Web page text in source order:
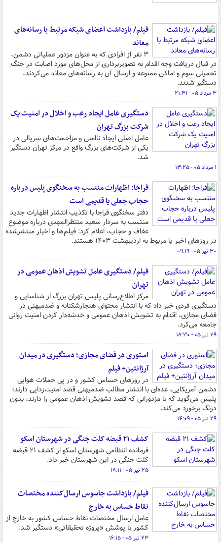
فیلم/ بازداشت اعضای شبکه مرتبط با رسانه‌های
معاند
۳ نفر از افرادی که به عنوان مزدور عملیاتی دشمن،
در قبال دریافت وجه اقدام به تصویربرداری از محل‌های مورد اصابت در جنگ
تحمیلی سوم و اماکن ممنوعه و ارسال آن به رسانه‌های معاند می‌کردند،
دستگیر شدند.
۳ مرداد ۰۵ - ۲۱:۳۱
دستگیری عامل ایجاد رعب و اخلال در امنیت یک
شرکت بزرگ تهران
عامل اصلی ایجاد ناامنی و مزاحمت‌های سریالی در
یکی از شرکت‌های بزرگ واقع در مرکز تهران دستگیر
شد.
۱ مرداد ۰۵ - ۱۳:۲۵
فراجا: اظهارات منتسب به سخنگوی پلیس درباره
حجاب جعلی یا قدیمی است
دفتر سخنگوی فراجا با تکذیب انتشار اظهارات جدید
منتسب به سردار سعید منتظرالمهدی درباره موضوع
عفاف و حجاب، اعلام کرد: فیلم‌ها و اخبار منتشرشده
در روزهای اخیر یا مربوط به اردیبهشت ۱۴۰۳ هستند.
۳۰ تیر ۰۵ - ۰۹:۱۹
فیلم/ دستگیری عامل تشویش اذهان عمومی در
تهران
مرکز اطلاع‌رسانی پلیس تهران بزرگ از شناسایی و
دستگیری فردی خبر داد که با انتشار محتوای هنجارشکنانه و ضدمیهنی در
فضای مجازی، اقدام به تشویش اذهان عمومی و خدشه‌دار کردن امنیت روانی
جامعه می‌کرد.
۲۹ تیر ۰۵ - ۱۸:۳۰
استوری در فضای مجازی؛ دستگیری در میدان
آرژانتین+ فیلم
در روزهای حساس کشور و در پی حملات هوایی
دشمن آمریکایی، عده‌ای با انتشار مطالب ضدمیهنی قصد امنیت‌زدایی دارند؛
پلیس می‌گوید که با مزدورانی که قصد تشویش اذهان عمومی را دارند، بدون
درنگ برخورد می‌کند.
۲۹ تیر ۰۵ - ۱۴:۰۹
کشف ۲۱ قبضه کلت جنگی در شهرستان اسکو
فرمانده انتظامی شهرستان اسکو از کشف ۲۱ قبضه
کلت جنگی در این شهرستان خبر داد.
۲۵ تیر ۰۵ - ۱۸:۱۱
فیلم/ بازداشت جاسوس ارسال‌کننده مختصات
نقاط حساس به خارج
عامل ارسال مختصات نقاط حساس کشور به خارج از
کشور با پوشش «پروژه تحقیقاتی» دستگیر شد.
۲۳ تیر ۰۵ - ۱۶:۱۵